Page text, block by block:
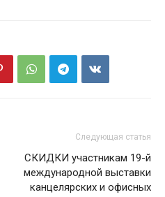
Следующая статья
СКИДКИ участникам 19-й
международной выставки
канцелярских и офисных